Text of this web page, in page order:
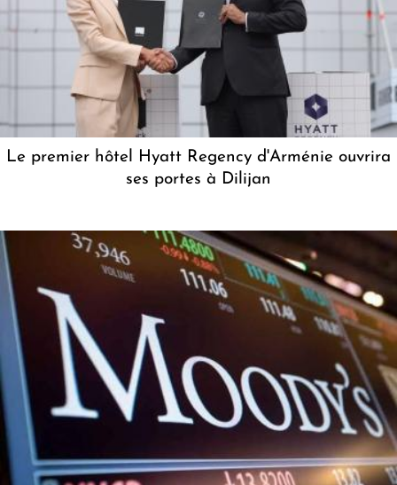
Le premier hôtel Hyatt Regency d'Arménie ouvrira
ses portes à Dilijan